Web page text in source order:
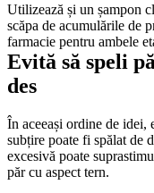
Utilizează și un șampon
scăpa de acumulările de
farmacie pentru ambele
Evită să speli
des
În aceeași ordine de idei,
subțire poate fi spălat de
excesivă poate
păr cu aspect tern.